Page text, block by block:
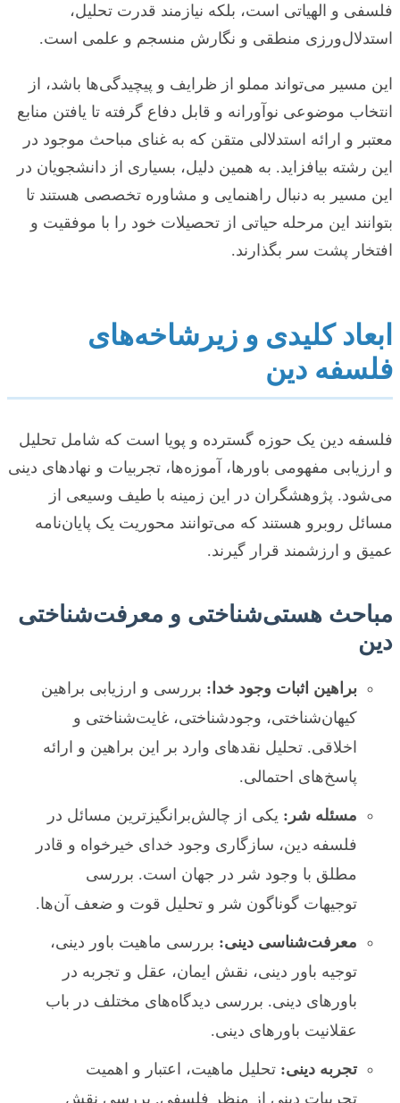
فلسفی و الهیاتی است، بلکه نیازمند قدرت تحلیل،
استدلال‌ورزی منطقی و نگارش منسجم و علمی است.
این مسیر می‌تواند مملو از ظرایف و پیچیدگی‌ها باشد، از
انتخاب موضوعی نوآورانه و قابل دفاع گرفته تا یافتن منابع
معتبر و ارائه استدلالی متقن که به غنای مباحث موجود در
این رشته بیافزاید. به همین دلیل، بسیاری از دانشجویان در
این مسیر به دنبال راهنمایی و مشاوره تخصصی هستند تا
بتوانند این مرحله حیاتی از تحصیلات خود را با موفقیت و
افتخار پشت سر بگذارند.
ابعاد کلیدی و زیرشاخه‌های
فلسفه دین
فلسفه دین یک حوزه گسترده و پویا است که شامل تحلیل
و ارزیابی مفهومی باورها، آموزه‌ها، تجربیات و نهادهای دینی
می‌شود. پژوهشگران در این زمینه با طیف وسیعی از
مسائل روبرو هستند که می‌توانند محوریت یک پایان‌نامه
عمیق و ارزشمند قرار گیرند.
مباحث هستی‌شناختی و معرفت‌شناختی
دین
براهین اثبات وجود خدا:بررسی و ارزیابی براهین
کیهان‌شناختی، وجودشناختی، غایت‌شناختی و
اخلاقی. تحلیل نقدهای وارد بر این براهین و ارائه
پاسخ‌های احتمالی.
مسئله شر:یکی از چالش‌برانگیزترین مسائل در
فلسفه دین، سازگاری وجود خدای خیرخواه و قادر
مطلق با وجود شر در جهان است. بررسی
توجیهات گوناگون شر و تحلیل قوت و ضعف آن‌ها.
معرفت‌شناسی دینی:بررسی ماهیت باور دینی،
توجیه باور دینی، نقش ایمان، عقل و تجربه در
باورهای دینی. بررسی دیدگاه‌های مختلف در باب
عقلانیت باورهای دینی.
تجربه دینی:تحلیل ماهیت، اعتبار و اهمیت
تجربیات دینی از منظر فلسفی. بررسی نقش